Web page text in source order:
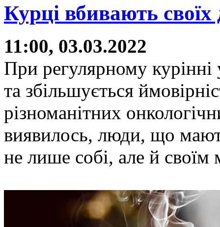
Курці вбивають своїх
11:00, 03.03.2022
При регулярному
та збільшується
різноманітних
виявилось, люди, що
не лише собі, але й своїм